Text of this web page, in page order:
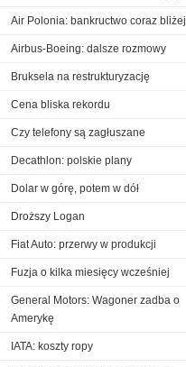
Air Polonia: bankructwo coraz bliżej
Airbus-Boeing: dalsze rozmowy
Bruksela na restrukturyzację
Cena bliska rekordu
Czy telefony są zagłuszane
Decathlon: polskie plany
Dolar w górę, potem w dół
Droższy Logan
Fiat Auto: przerwy w produkcji
Fuzja o kilka miesięcy wcześniej
General Motors: Wagoner zadba o
Amerykę
IATA: koszty ropy